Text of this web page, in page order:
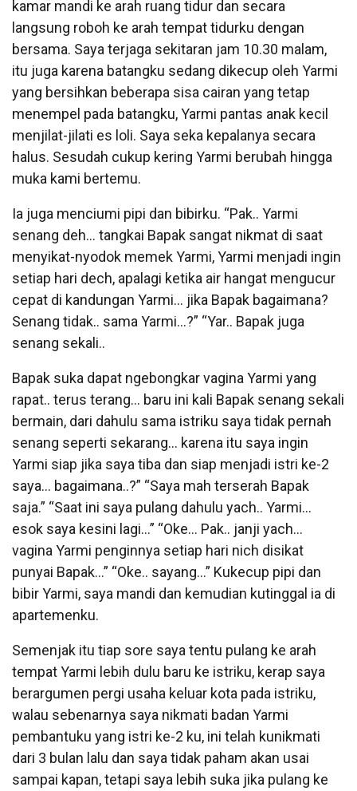
kamar mandi ke arah ruang tidur dan secara
langsung roboh ke arah tempat tidurku dengan
bersama. Saya terjaga sekitaran jam 10.30 malam,
itu juga karena batangku sedang dikecup oleh Yarmi
yang bersihkan beberapa sisa cairan yang tetap
menempel pada batangku, Yarmi pantas anak kecil
menjilat-jilati es loli. Saya seka kepalanya secara
halus. Sesudah cukup kering Yarmi berubah hingga
muka kami bertemu.
Ia juga menciumi pipi dan bibirku. “Pak.. Yarmi
senang deh… tangkai Bapak sangat nikmat di saat
menyikat-nyodok memek Yarmi, Yarmi menjadi ingin
setiap hari dech, apalagi ketika air hangat mengucur
cepat di kandungan Yarmi… jika Bapak bagaimana?
Senang tidak.. sama Yarmi…?” “Yar.. Bapak juga
senang sekali..
Bapak suka dapat ngebongkar vagina Yarmi yang
rapat.. terus terang… baru ini kali Bapak senang sekali
bermain, dari dahulu sama istriku saya tidak pernah
senang seperti sekarang… karena itu saya ingin
Yarmi siap jika saya tiba dan siap menjadi istri ke-2
saya… bagaimana..?” “Saya mah terserah Bapak
saja.” “Saat ini saya pulang dahulu yach.. Yarmi…
esok saya kesini lagi…” “Oke… Pak.. janji yach…
vagina Yarmi penginnya setiap hari nich disikat
punyai Bapak…” “Oke.. sayang…” Kukecup pipi dan
bibir Yarmi, saya mandi dan kemudian kutinggal ia di
apartemenku.
Semenjak itu tiap sore saya tentu pulang ke arah
tempat Yarmi lebih dulu baru ke istriku, kerap saya
berargumen pergi usaha keluar kota pada istriku,
walau sebenarnya saya nikmati badan Yarmi
pembantuku yang istri ke-2 ku, ini telah kunikmati
dari 3 bulan lalu dan saya tidak paham akan usai
sampai kapan, tetapi saya lebih suka jika pulang ke